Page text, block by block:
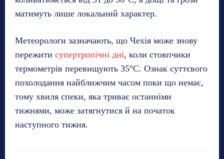
матимуть лише локальний характер.
Метеорологи зазначають, що Чехія може знову
пережити супертропічні дні, коли стовпчики
термометрів перевищують 35°C. Ознак суттєвого
похолодання найближчим часом поки що немає,
тому хвиля спеки, яка триває останніми
тижнями, може затягнутися й на початок
наступного тижня.